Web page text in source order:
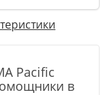
Pacific
в